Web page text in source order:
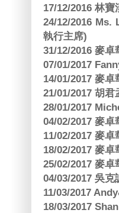
17/12/2016 林
24/12/2016
執行主席)
31/12/2016 麥
07/01/2017
14/01/2017 麥
21/01/2017 胡
28/01/2017
04/02/2017 麥
11/02/2017 麥
18/02/2017 麥
25/02/2017 麥
04/03/2017 吳
11/03/2017
18/03/2017